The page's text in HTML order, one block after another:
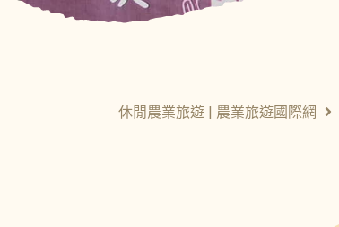
休閒農業旅遊 | 農業旅遊國際網